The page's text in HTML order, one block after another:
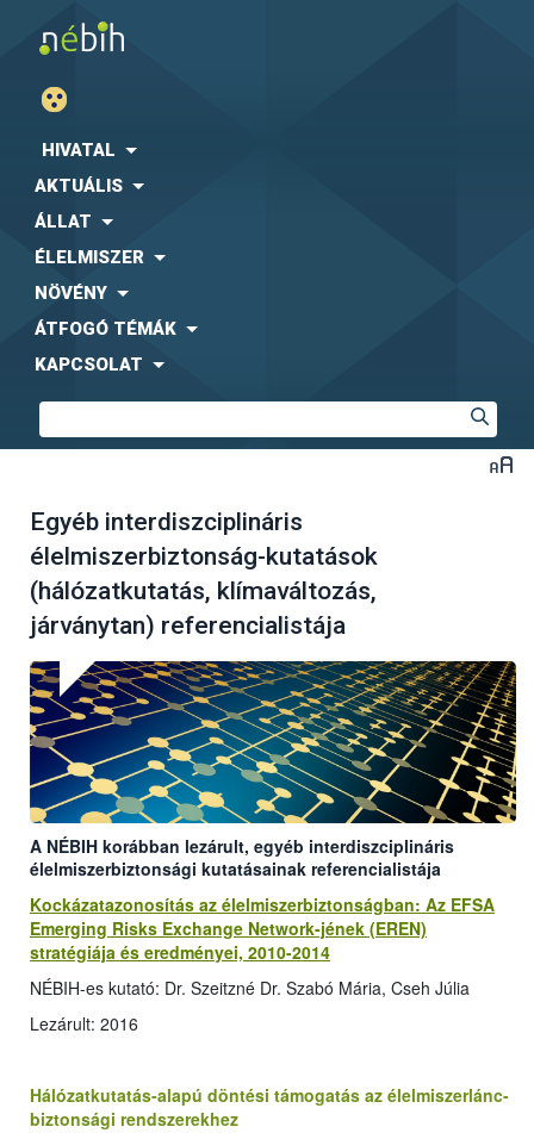
HIVATAL
AKTUÁLIS
ÁLLAT
ÉLELMISZER
NÖVÉNY
ÁTFOGÓ TÉMÁK
KAPCSOLAT
Egyéb interdiszciplináris
élelmiszerbiztonság-kutatások
(hálózatkutatás, klímaváltozás,
járványtan) referencialistája
A NÉBIH korábban lezárult, egyéb interdiszciplináris
élelmiszerbiztonsági kutatásainak referencialistája
Kockázatazonosítás az élelmiszerbiztonságban: Az EFSA
Emerging Risks Exchange Network-jének (EREN)
stratégiája és eredményei, 2010-2014
NÉBIH-es kutató: Dr. Szeitzné Dr. Szabó Mária, Cseh Júlia
Lezárult: 2016
Hálózatkutatás-alapú döntési támogatás az élelmiszerlánc-
biztonsági rendszerekhez